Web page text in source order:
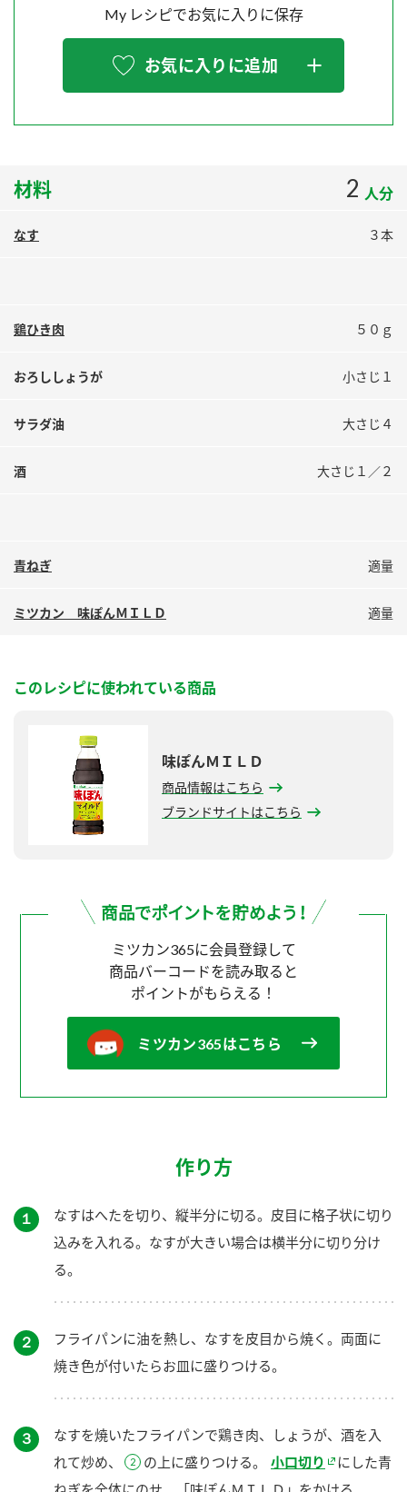
炊き込みご飯の素 米飯用調味液
スペシャルサイト
すしラボ
人気商品 ＋ おすすめレシピ
ZENB initiative
MIM（ミツカンミュージアム）
お客様の声をいかしました
販売終了製品のご案内
よくあるご質問
My レシピでお気に入りに保存
お気に入りに追加
材料 2 人分
なす ３本
鶏ひき肉 ５０ｇ
おろししょうが 小さじ１
サラダ油 大さじ４
酒 大さじ１／２
青ねぎ 適量
ミツカン 味ぽんＭＩＬＤ 適量
このレシピに使われている商品
味ぽんＭＩＬＤ
商品情報はこちら
ブランドサイトはこちら
ミツカン365に会員登録して
商品バーコードを読み取ると
ポイントがもらえる！
ミツカン365はこちら
作り方
１
なすはへたを切り、縦半分に切る。皮目に格子状に切り
込みを入れる。なすが大きい場合は横半分に切り分け
る。
２
フライパンに油を熱し、なすを皮目から焼く。両面に
焼き色が付いたらお皿に盛りつける。
３
なすを焼いたフライパンで鶏き肉、しょうが、酒を入
れて炒め、
の上に盛りつける。 小口切り
にした青